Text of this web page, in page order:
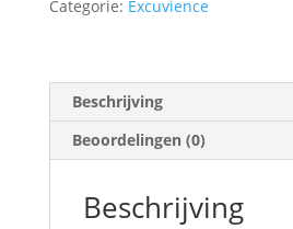
Categorie: Excuvience
Beschrijving
Beoordelingen (0)
Beschrijving